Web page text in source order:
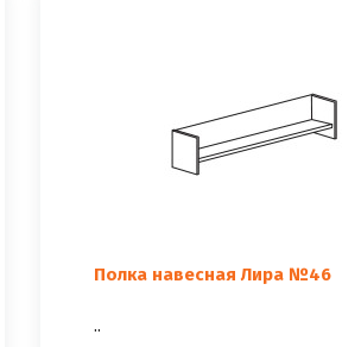
Полка навесная Лира №46
..